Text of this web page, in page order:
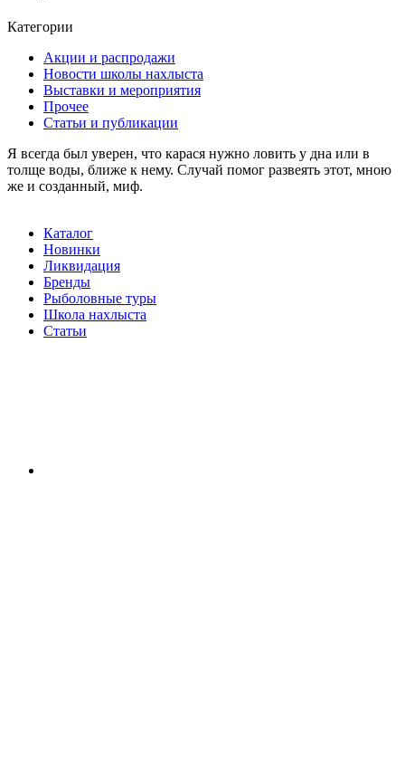
Категории
Акции и распродажи
Новости школы нахлыста
Выставки и мероприятия
Прочее
Статьи и публикации
Я всегда был уверен, что карася нужно ловить у дна или в
толще воды, ближе к нему. Случай помог развеять этот, мною
же и созданный, миф.
Каталог
Новинки
Ликвидация
Бренды
Рыболовные туры
Школа нахлыста
Статьи